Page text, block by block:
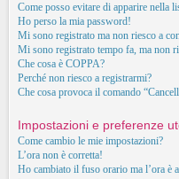
Come posso evitare di apparire nella
Ho perso la mia password!
Mi sono registrato ma non riesco a
Mi sono registrato tempo fa, ma non
Che cosa è COPPA?
Perché non riesco a registrarmi?
Che cosa provoca il comando
Impostazioni e preferenze
Come cambio le mie impostazioni?
L’ora non è corretta!
Ho cambiato il fuso orario ma l’ora è